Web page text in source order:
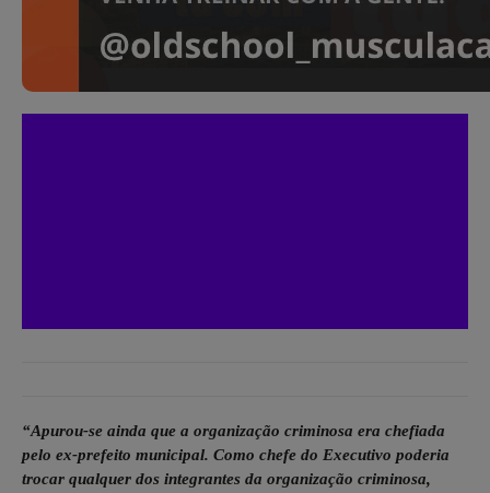
“Apurou-se ainda que a organização criminosa era chefiada
pelo ex-prefeito municipal. Como chefe do Executivo poderia
trocar qualquer dos integrantes da organização criminosa,